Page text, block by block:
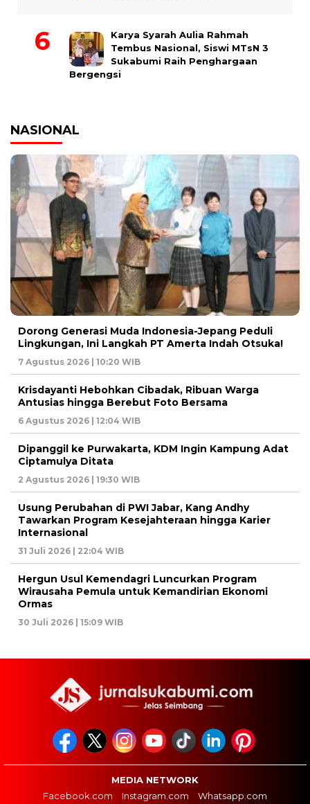
Karya Syarah Aulia Rahmah
Tembus Nasional, Siswi MTsN 3
Sukabumi Raih Penghargaan
Bergengsi
NASIONAL
Dorong Generasi Muda Indonesia-Jepang Peduli
Lingkungan, Ini Langkah PT Amerta Indah Otsuka!
7 Agustus 2026 | 10:20 WIB
Krisdayanti Hebohkan Cibadak, Ribuan Warga
Antusias hingga Berebut Foto Bersama
6 Agustus 2026 | 12:04 WIB
Dipanggil ke Purwakarta, KDM Ingin Kampung Adat
Ciptamulya Ditata
2 Agustus 2026 | 19:30 WIB
Usung Perubahan di PWI Jabar, Kang Andhy
Tawarkan Program Kesejahteraan hingga Karier
Internasional
31 Juli 2026 | 22:04 WIB
Hergun Usul Kemendagri Luncurkan Program
Wirausaha Pemula untuk Kemandirian Ekonomi
Ormas
30 Juli 2026 | 15:09 WIB
MEDIA NETWORK
Facebook.com
Instagram.com Whatsapp.com